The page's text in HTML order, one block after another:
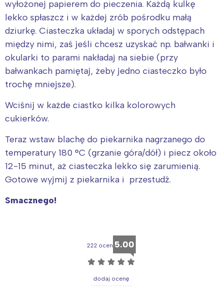
wyłożonej papierem do pieczenia. Każdą kulkę
lekko spłaszcz i w każdej zrób pośrodku małą
dziurkę. Ciasteczka układaj w sporych odstępach
między nimi, zaś jeśli chcesz uzyskać np. bałwanki i
okularki to parami nakładaj na siebie (przy
bałwankach pamiętaj, żeby jedno ciasteczko było
trochę mniejsze).
Wciśnij w każde ciastko kilka kolorowych
cukierków.
Teraz wstaw blachę do piekarnika nagrzanego do
temperatury 180 °C (grzanie góra/dół) i piecz około
12-15 minut, aż ciasteczka lekko się zarumienią.
Gotowe wyjmij z piekarnika i przestudź.
Smacznego!
222 ocen 5.00
☆ ☆ ☆ ☆ ☆
dodaj ocenę